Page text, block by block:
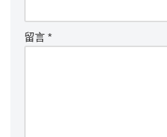
留言 *